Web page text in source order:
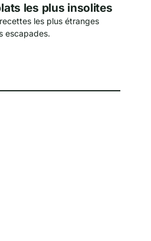
les plus insolites
les plus étranges
escapades.